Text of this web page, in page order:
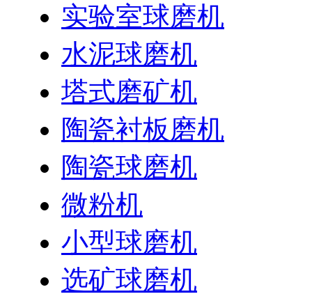
实验室球磨机
水泥球磨机
塔式磨矿机
陶瓷衬板磨机
陶瓷球磨机
微粉机
小型球磨机
选矿球磨机